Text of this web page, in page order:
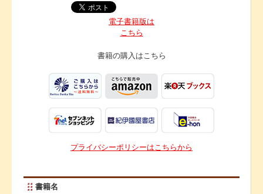
電子書籍版は
こちら
書籍の購入はこちら
プライバシーポリシーはこちらから
書籍名